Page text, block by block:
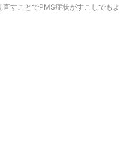
すことでPMS症状がすこしでも